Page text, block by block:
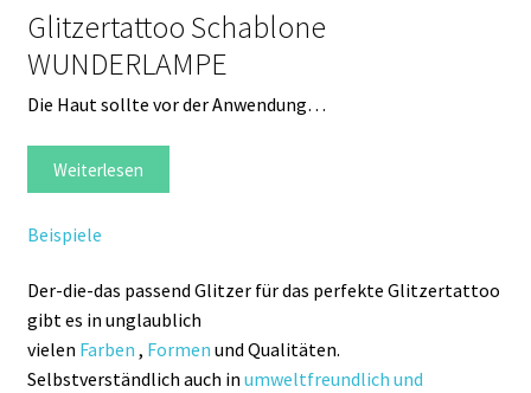
Glitzertattoo Schablone
WUNDERLAMPE
Die Haut sollte vor der Anwendung…
Weiterlesen
Beispiele
Der-die-das passend Glitzer für das perfekte Glitzertattoo
gibt es in unglaublich
vielen Farben , Formen und Qualitäten.
Selbstverständlich auch in umweltfreundlich und